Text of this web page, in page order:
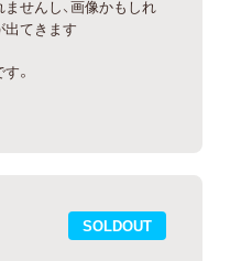
せんし、画像かもしれ
出てきます
。
SOLDOUT